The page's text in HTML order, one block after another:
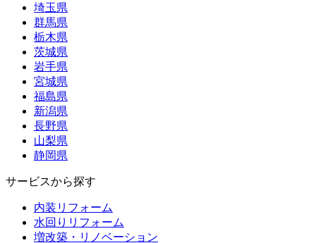
埼玉県
群馬県
栃木県
茨城県
岩手県
宮城県
福島県
新潟県
長野県
山梨県
静岡県
サービスから探す
内装リフォーム
水回りリフォーム
増改築・リノベーション